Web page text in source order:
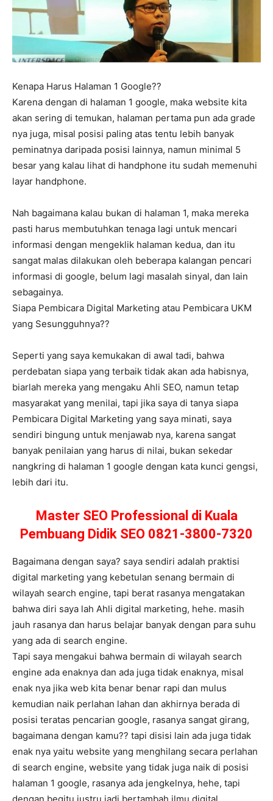
Kenapa Harus Halaman 1 Google??
Karena dengan di halaman 1 google, maka website kita
akan sering di temukan, halaman pertama pun ada grade
nya juga, misal posisi paling atas tentu lebih banyak
peminatnya daripada posisi lainnya, namun minimal 5
besar yang kalau lihat di handphone itu sudah memenuhi
layar handphone.
Nah bagaimana kalau bukan di halaman 1, maka mereka
pasti harus membutuhkan tenaga lagi untuk mencari
informasi dengan mengeklik halaman kedua, dan itu
sangat malas dilakukan oleh beberapa kalangan pencari
informasi di google, belum lagi masalah sinyal, dan lain
sebagainya.
Siapa Pembicara Digital Marketing atau Pembicara UKM
yang Sesungguhnya??
Seperti yang saya kemukakan di awal tadi, bahwa
perdebatan siapa yang terbaik tidak akan ada habisnya,
biarlah mereka yang mengaku Ahli SEO, namun tetap
masyarakat yang menilai, tapi jika saya di tanya siapa
Pembicara Digital Marketing yang saya minati, saya
sendiri bingung untuk menjawab nya, karena sangat
banyak penilaian yang harus di nilai, bukan sekedar
nangkring di halaman 1 google dengan kata kunci gengsi,
lebih dari itu.
Master SEO Professional di Kuala
Pembuang Didik SEO 0821-3800-7320
Bagaimana dengan saya? saya sendiri adalah praktisi
digital marketing yang kebetulan senang bermain di
wilayah search engine, tapi berat rasanya mengatakan
bahwa diri saya lah Ahli digital marketing, hehe. masih
jauh rasanya dan harus belajar banyak dengan para suhu
yang ada di search engine.
Tapi saya mengakui bahwa bermain di wilayah search
engine ada enaknya dan ada juga tidak enaknya, misal
enak nya jika web kita benar benar rapi dan mulus
kemudian naik perlahan lahan dan akhirnya berada di
posisi teratas pencarian google, rasanya sangat girang,
bagaimana dengan kamu?? tapi disisi lain ada juga tidak
enak nya yaitu website yang menghilang secara perlahan
di search engine, website yang tidak juga naik di posisi
halaman 1 google, rasanya ada jengkelnya, hehe, tapi